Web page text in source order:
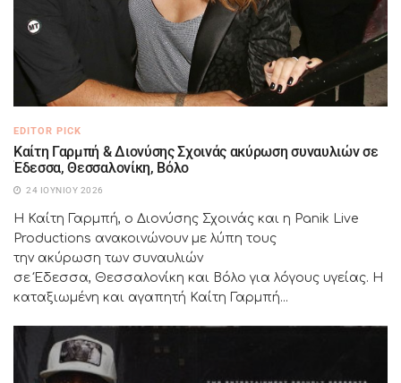
EDITOR PICK
Καίτη Γαρμπή & Διονύσης Σχοινάς ακύρωση συναυλιών σε
Έδεσσα, Θεσσαλονίκη, Βόλο
24 ΙΟΥΝΊΟΥ 2026
Η Καίτη Γαρμπή, ο Διονύσης Σχοινάς και η Panik Live
Productions ανακοινώνουν με λύπη τους
την ακύρωση των συναυλιών
σε Έδεσσα, Θεσσαλονίκη και Βόλο για λόγους υγείας. Η
καταξιωμένη και αγαπητή Καίτη Γαρμπή...